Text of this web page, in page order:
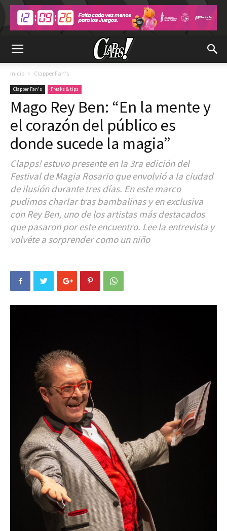
Inicio Clapper Fan's
Clapper Fan's Freaks & tips
Mago Rey Ben: “En la mente y
el corazón del público es
donde sucede la magia”
Clapps! estuvo presente en la 3ra edición del
Festival de Magia Rosario que envolvió a la ciudad
de ilusión durante tres días. En este marco
pudimos charlar tras bambalinas y en exclusiva
con Rey Ben, uno de los artistas más destacados
que pasaron por este encuentro. Lee la entrevista y
volvéte a sorprender como un niño